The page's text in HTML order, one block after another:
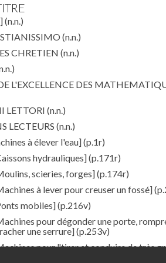
(n.n.)
(n.n.)
CHRETIEN (n.n.)
L'EXCELLENCE DES
LETTORI (n.n.)
LECTEURS (n.n.)
à élever l'eau](p.1r)
hydrauliques](p.171r)
scieries, forges](p.174r)
à lever pour creuser un fossé]
mobiles](p.216v)
pour dégonder une porte,
une serrure](p.253v)
pour "tirer et conduire de très